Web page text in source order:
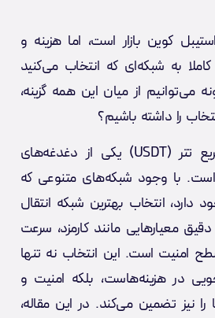
کوین بازار است، اما هزینه و
به شبکه‌ای که انتخاب می‌کنید
می‌توانیم از میان این همه گزینه،
را داشته باشیم؟
انتقال امن و سریع تتر (USDT) یکی از دغدغه‌های
است. با وجود شبکه‌های متنوعی که
دارد، انتخاب بهترین شبکه انتقال
دقیق معیارهایی مانند کارمزد، سرعت
امنیت است. این انتخاب نه تنها
در هزینه‌هاست، بلکه امنیت و
نیز تضمین می‌کند. در این مقاله،